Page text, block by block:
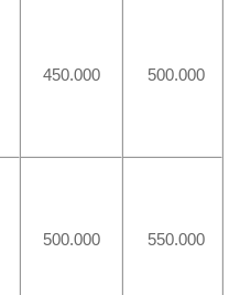
450.000 500.000
500.000 550.000